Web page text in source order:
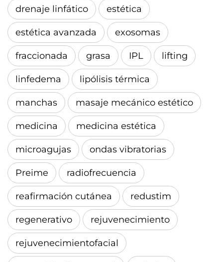
drenaje linfático estética
estética avanzada exosomas
fraccionada grasa IPL lifting
linfedema lipólisis térmica
manchas masaje mecánico estético
medicina medicina estética
microagujas ondas vibratorias
Preime radiofrecuencia
reafirmación cutánea redustim
regenerativo rejuvenecimiento
rejuvenecimientofacial